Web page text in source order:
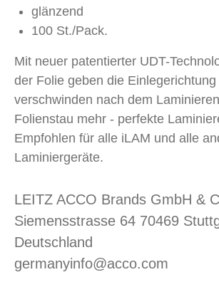
glänzend
100 St./Pack.
Mit neuer patentierter UDT-
der Folie geben die Einlegerichtung
verschwinden nach dem
Folienstau mehr - perfekte
Empfohlen für alle iLAM und alle
Laminiergeräte.
LEITZ ACCO Brands GmbH &
Siemensstrasse 64 70469
Deutschland
germanyinfo@acco.com